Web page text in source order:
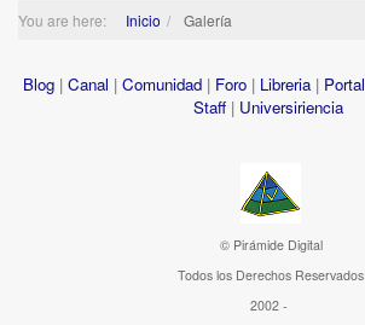
You are here: Inicio Galería
Blog | Canal | Comunidad | Foro | Libreria | Portal
Staff | Universiriencia
© Pirámide Digital
Todos los Derechos Reservados
2002 -